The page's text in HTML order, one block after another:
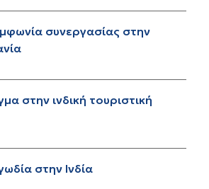
συνεργασίας στην
στην ινδική τουριστική
στην Ινδία